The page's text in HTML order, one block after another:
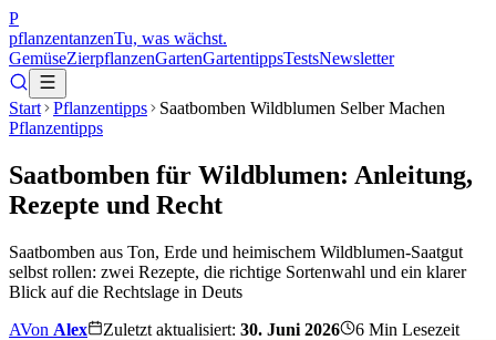
P
pflanzentanzenTu, was wächst.
GemüseZierpflanzenGartenGartentippsTestsNewsletter
Start Pflanzentipps
Saatbomben Wildblumen Selber Machen
Pflanzentipps
Saatbomben für Wildblumen: Anleitung,
Rezepte und Recht
Saatbomben aus Ton, Erde und heimischem Wildblumen-Saatgut
selbst rollen: zwei Rezepte, die richtige Sortenwahl und ein klarer
Blick auf die Rechtslage in Deuts
AVon Alex Zuletzt aktualisiert: 30. Juni 2026 6 Min Lesezeit